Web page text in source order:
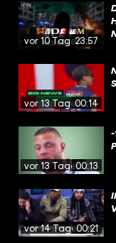
vor 10 Tagen23:57
vor 13 Tagen00:14
vor 13 Tagen00:13
-
vor 14 Tagen00:21